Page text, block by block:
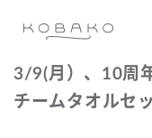
3/9(月）、10周
チームタオルセ